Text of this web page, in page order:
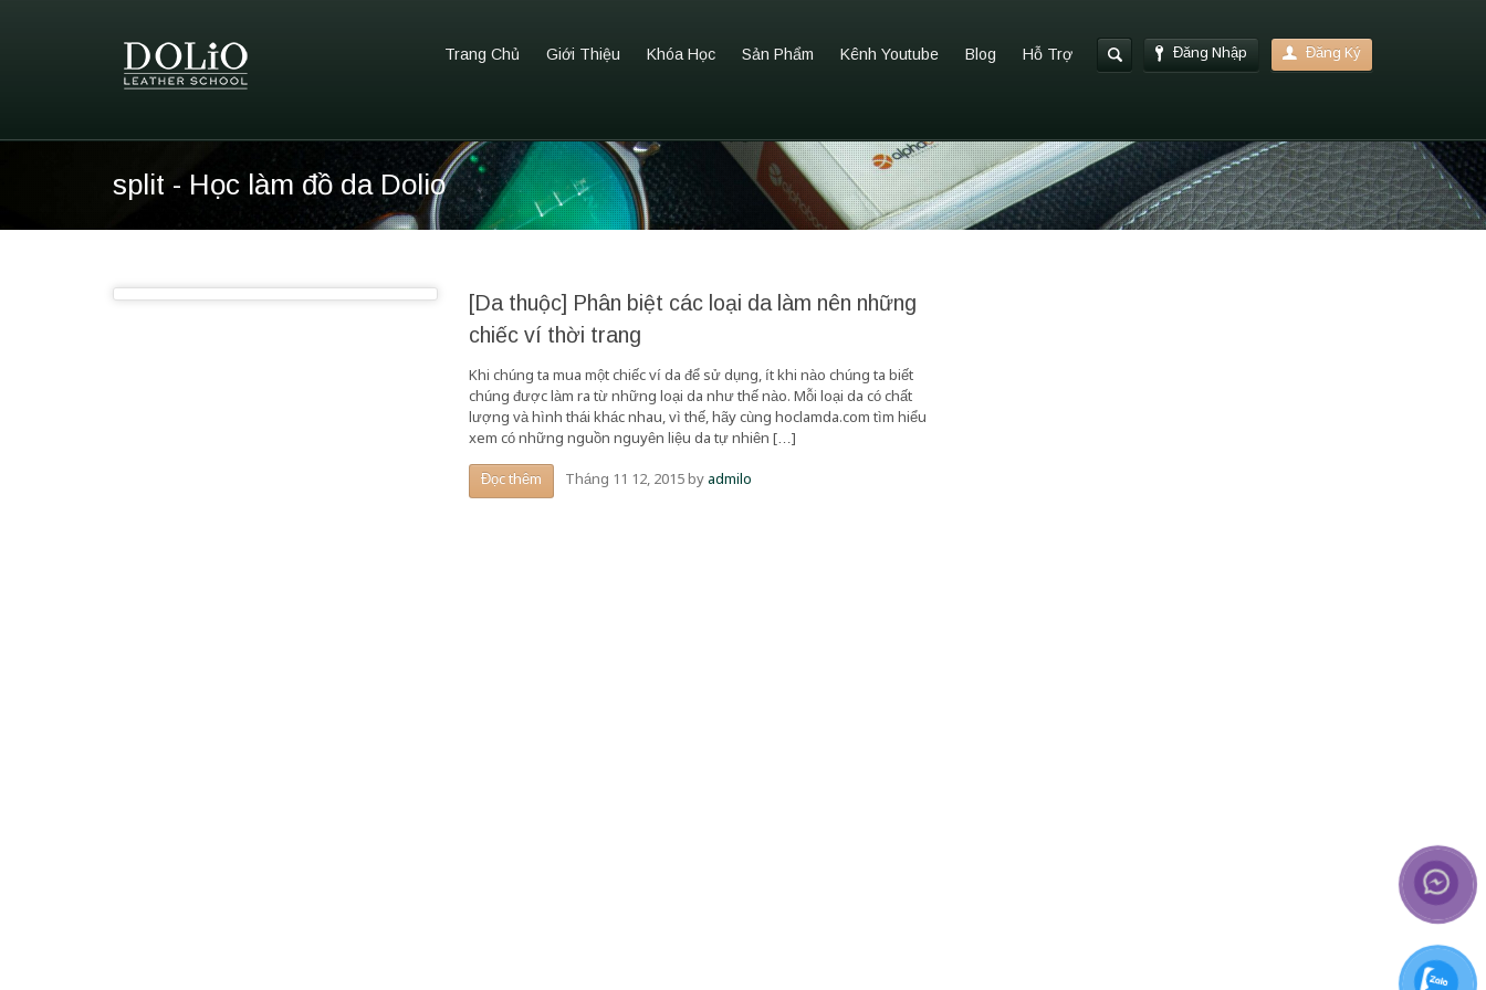
Đăng Nhập Đăng Ký
Trang Chủ Giới Thiệu Khóa Học Sản Phẩm Kênh Youtube Blog Hỗ Trợ
split - Học làm đồ da Dolio
[Da thuộc] Phân biệt các loại da làm nên những
chiếc ví thời trang
Khi chúng ta mua một chiếc ví da để sử dụng, ít khi nào chúng ta biết
chúng được làm ra từ những loại da như thế nào. Mỗi loại da có chất
lượng và hình thái khác nhau, vì thế, hãy cùng hoclamda.com tìm hiểu
xem có những nguồn nguyên liệu da tự nhiên […]
Đọc thêm Tháng 11 12, 2015byadmilo